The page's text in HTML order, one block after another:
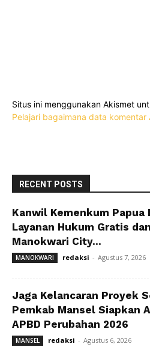
Situs ini menggunakan Akismet
Pelajari bagaimana data komentar
RECENT POSTS
Kanwil Kemenkum Papua
Layanan Hukum Gratis
Manokwari City...
MANOKWARI redaksi - Agustus 7, 2026
Jaga Kelancaran Proyek
Pemkab Mansel Siapkan
APBD Perubahan 2026
MANSEL redaksi - Agustus 6, 2026